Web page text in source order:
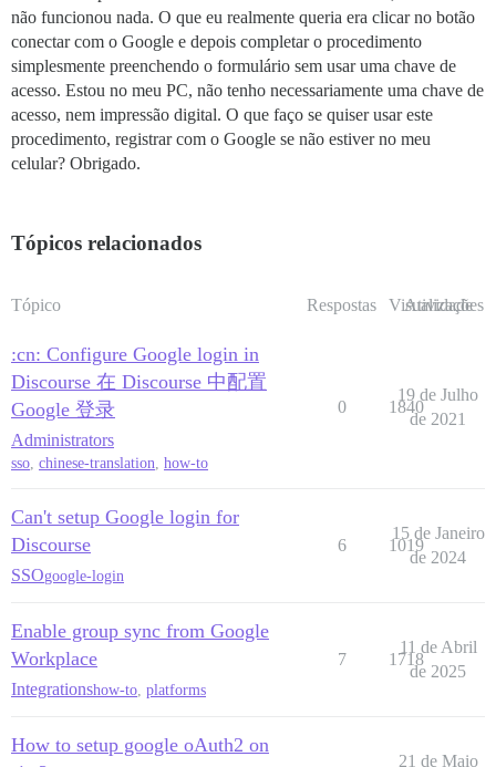
não funcionou nada. O que eu realmente queria era clicar no botão
conectar com o Google e depois completar o procedimento
simplesmente preenchendo o formulário sem usar uma chave de
acesso. Estou no meu PC, não tenho necessariamente uma chave de
acesso, nem impressão digital. O que faço se quiser usar este
procedimento, registrar com o Google se não estiver no meu
celular? Obrigado.
Tópicos relacionados
Tópico Respostas Visualizações
Atividade
:cn: Configure Google login in
Discourse 在 Discourse 中配置
Google 登录
Administrators
sso, chinese-translation, how-to
0 1840
19 de Julho
de 2021
Can't setup Google login for
Discourse
SSOgoogle-login
6 1019
15 de Janeiro
de 2024
Enable group sync from Google
Workplace
Integrationshow-to platforms
7 1718
11 de Abril
de 2025
How to setup google oAuth2 on
21 de Maio